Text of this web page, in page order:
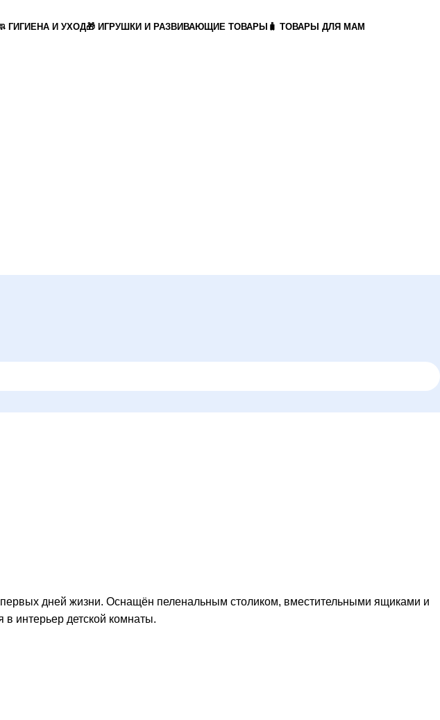
ГИГИЕНА И УХОД🎁 ИГРУШКИ И РАЗВИВАЮЩИЕ ТОВАРЫ 🧳 ТОВАРЫ ДЛЯ МАМ
дней жизни. Оснащён пеленальным столиком, вместительными ящиками и
интерьер детской комнаты.